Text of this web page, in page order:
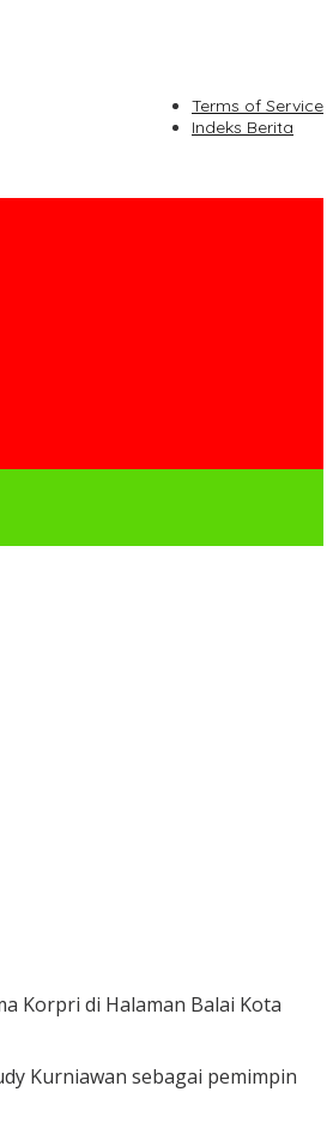
Terms of Service
Indeks Berita
Korpri di Halaman Balai Kota
Kurniawan sebagai pemimpin